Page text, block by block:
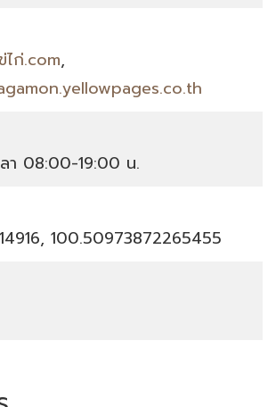
ไก่.com,
ลา 08:00-19:00 น.
100.50973872265455